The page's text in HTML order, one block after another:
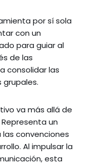
por sí sola
con un
para guiar al
de las
consolidar las
grupales.
va más allá de
un
convenciones
Al impulsar la
esta